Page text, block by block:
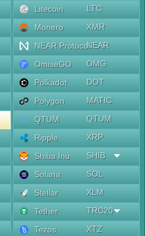
Litecoin
LTC
Monero
XMR
NEAR ProtocolNEAR
OmiseGO
OMG
Polkadot
DOT
Polygon
MATIC
QTUM
QTUM
Ripple
XRP
Shiba Inu
SHIB
Solana
SOL
Stellar
XLM
Tether
TRC20
Tezos
XTZ